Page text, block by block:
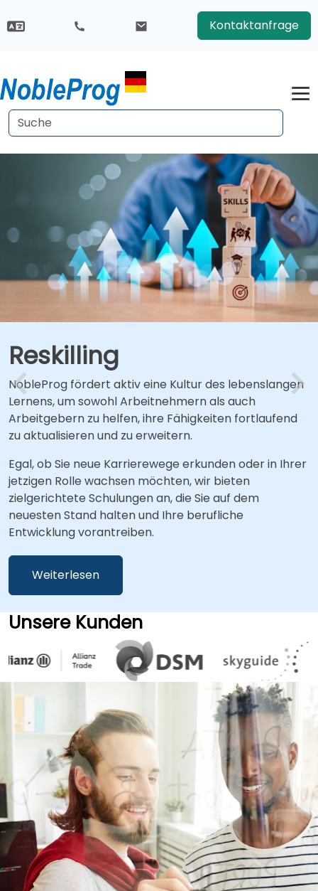
Kontaktanfrage
Reskilling
NobleProg fördert aktiv eine Kultur des lebenslangen
Lernens, um sowohl Arbeitnehmern als auch
Arbeitgebern zu helfen, ihre Fähigkeiten fortlaufend
zu aktualisieren und zu erweitern.
Egal, ob Sie neue Karrierewege erkunden oder in Ihrer
jetzigen Rolle wachsen möchten, wir bieten
zielgerichtete Schulungen an, die Sie auf dem
neuesten Stand halten und Ihre berufliche
Entwicklung vorantreiben.
Weiterlesen
Unsere Kunden